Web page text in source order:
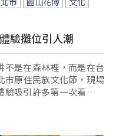
驗攤位引人潮
不是在森林裡，而是在台
市原住民族文化節，現場
吸引許多第一次看見傳